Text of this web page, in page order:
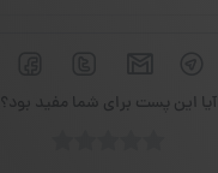
آیا این پست برای شما مفید بود؟